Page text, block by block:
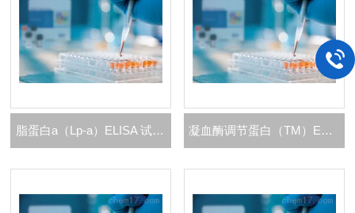
脂蛋白a（Lp-a）ELISA 试剂盒 凝血酶调节蛋白（TM）ELISA 试剂盒